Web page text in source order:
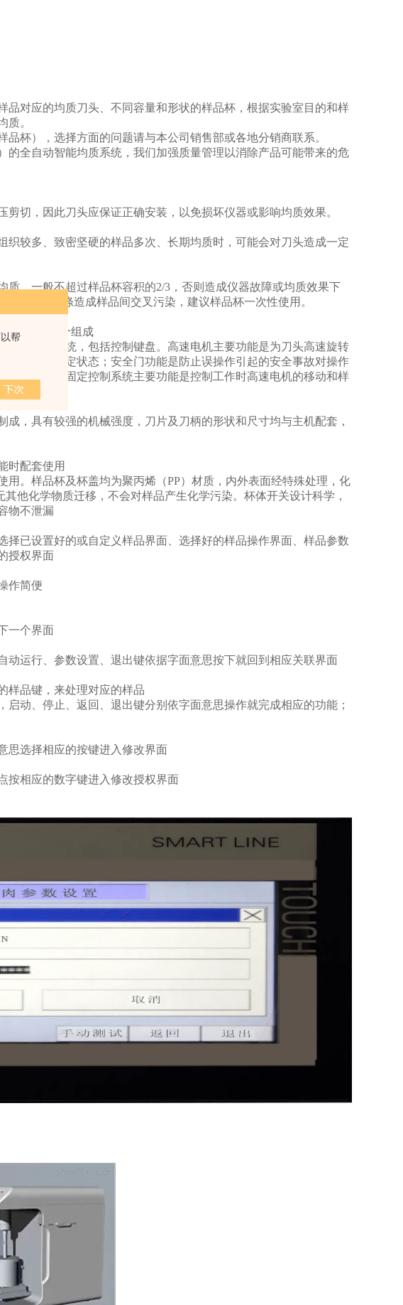
帮
对应的均质刀头、不同容量和形状的样品杯，根据实验室目的和样
质。
杯），选择方面的问题请与本公司销售部或各地分销商联系。
全自动智能均质系统，我们加强质量管理以消除产品可能带来的危
切，因此刀头应保证正确安装，以免损坏仪器或影响均质效果。
较多、致密坚硬的样品多次、长期均质时，可能会对刀头造成一定
，一般不超过样品杯容积的2/3，否则造成仪器故障或均质效果下
避免因洗涤造成样品间交叉污染，建议样品杯一次性使用。
等基本部分组成
定控制系统，包括控制键盘。高速电机主要功能是为刀头高速旋转
杯处理稳定状态；安全门功能是防止误操作引起的安全事故对操作
机和样品杯固定控制系统主要功能是控制工作时高速电机的移动和样
，具有较强的机械强度，刀片及刀柄的形状和尺寸均与主机配套，
时配套使用
。样品杯及杯盖均为聚丙烯（PP）材质，内外表面经特殊处理，化
他化学物质迁移，不会对样品产生化学污染。杯体开关设计科学，
物不泄漏
已设置好的或自定义样品界面、选择好的样品操作界面、样品参数
授权界面
作简便
一个界面
运行、参数设置、退出键依据字面意思按下就回到相应关联界面
样品键，来处理对应的样品
动、停止、返回、退出键分别依字面意思操作就完成相应的功能；
思选择相应的按键进入修改界面
按相应的数字键进入修改授权界面